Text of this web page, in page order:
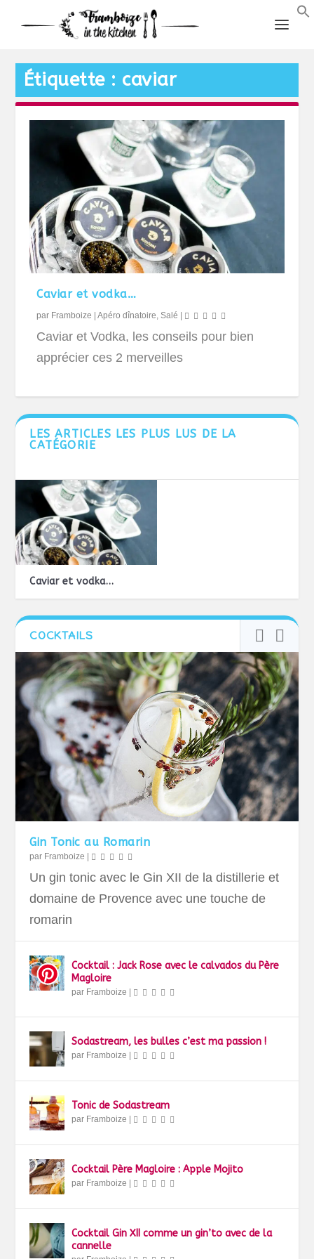
Étiquette : caviar
Caviar et vodka…
par Framboize |Apéro dînatoire ,Salé |
Caviar et Vodka, les conseils pour bien
apprécier ces 2 merveilles
LES ARTICLES LES PLUS LUS DE LA
CATÉGORIE
Caviar et vodka…
COCKTAILS
Gin Tonic au Romarin
par Framboize |
Un gin tonic avec le Gin XII de la distillerie et
domaine de Provence avec une touche de
romarin
Cocktail : Jack Rose avec le calvados du Père
Magloire
par Framboize |
Sodastream, les bulles c’est ma passion !
par Framboize |
Tonic de Sodastream
par Framboize |
Cocktail Père Magloire : Apple Mojito
par Framboize |
Cocktail Gin XII comme un gin’to avec de la
cannelle